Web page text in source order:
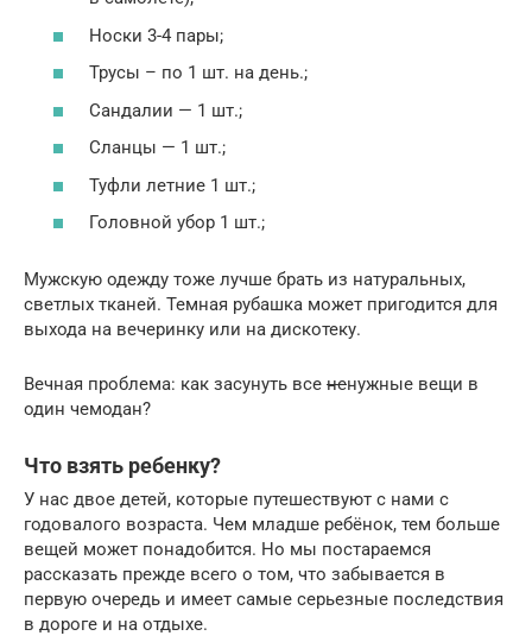
Носки 3-4 пары;
Трусы – по 1 шт. на день.;
Сандалии — 1 шт.;
Сланцы — 1 шт.;
Туфли летние 1 шт.;
Головной убор 1 шт.;
Мужскую одежду тоже лучше брать из натуральных,
светлых тканей. Темная рубашка может пригодится для
выхода на вечеринку или на дискотеку.
Вечная проблема: как засунуть все ненужные вещи в
один чемодан?
Что взять ребенку?
У нас двое детей, которые путешествуют с нами с
годовалого возраста. Чем младше ребёнок, тем больше
вещей может понадобится. Но мы постараемся
рассказать прежде всего о том, что забывается в
первую очередь и имеет самые серьезные последствия
в дороге и на отдыхе.